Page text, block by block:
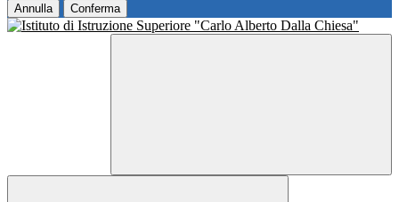
Annulla Conferma